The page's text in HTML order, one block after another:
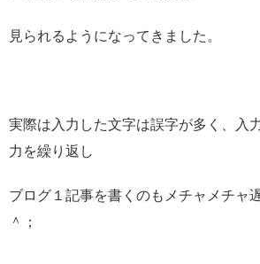
見られるようになってきました。
実際は入力した文字は誤字が多く、入
力を繰り返し
ブログ１記事を書くのもメチャメチャ
＾；